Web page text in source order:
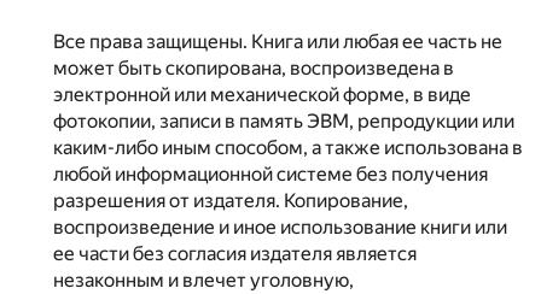
Все права защищены. Книга или любая ее часть не
может быть скопирована, воспроизведена в
электронной или механической форме, в виде
фотокопии, записи в память ЭВМ, репродукции или
каким-либо иным способом, а также использована в
любой информационной системе без получения
разрешения от издателя. Копирование,
воспроизведение и иное использование книги или
ее части без согласия издателя является
незаконным и влечет уголовную,